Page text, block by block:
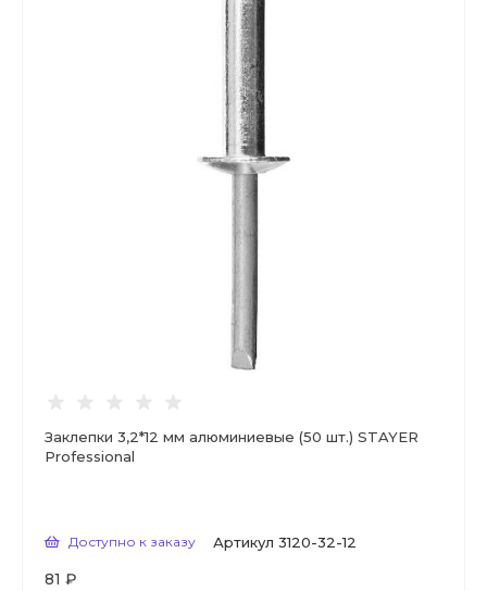
Заклепки 3,2*12 мм алюминиевые (50 шт.) STAYER
Professional
Доступно к заказу Артикул 3120-32-12
81 ₽